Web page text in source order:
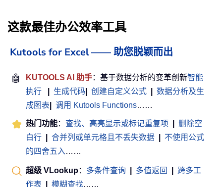
这款最佳办公效率工具
Kutools for Excel —— 助您脱颖而出
🤖 KUTOOLS AI 助手：基于数据分析的变革创新智能
执行
生成代码 创建自定义公式
数据分析及生
成图表
调用 Kutools Functions……
热门功能： 查找、高亮显示或标记重复项
删除空
白行
合并列或单元格且不丢失数据
不使用公式
的四舍五入 ……
超级 VLookup： 多条件查询 多值返回
跨多工
作表
模糊查找……